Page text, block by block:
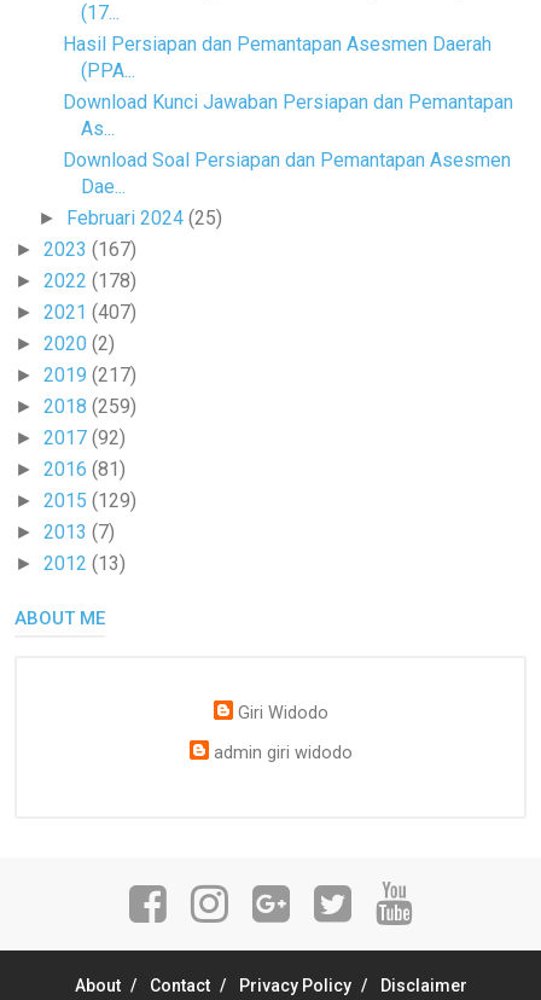
(17...
Hasil Persiapan dan Pemantapan Asesmen Daerah
(PPA...
Download Kunci Jawaban Persiapan dan Pemantapan
As...
Download Soal Persiapan dan Pemantapan Asesmen
Dae...
► Februari 2024(25)
► 2023 (167)
► 2022 (178)
► 2021 (407)
► 2020 (2)
► 2019 (217)
► 2018 (259)
► 2017 (92)
► 2016 (81)
► 2015 (129)
► 2013 (7)
► 2012 (13)
ABOUT ME
Giri Widodo
admin giri widodo
About Contact Privacy Policy Disclaimer